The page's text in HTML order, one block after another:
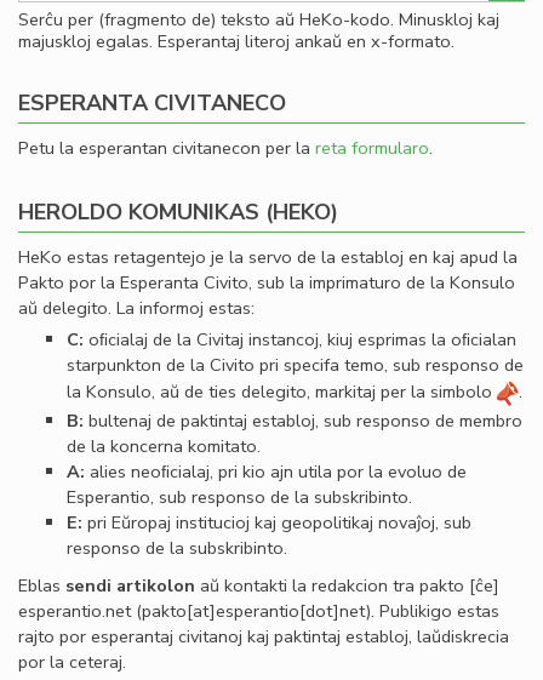
Serĉu per (fragmento de) teksto aŭ HeKo-kodo. Minuskloj kaj
majuskloj egalas. Esperantaj literoj ankaŭ en x-formato.
ESPERANTA CIVITANECO
Petu la esperantan civitanecon per la reta formularo.
HEROLDO KOMUNIKAS (HEKO)
HeKo estas retagentejo je la servo de la establoj en kaj apud la
Pakto por la Esperanta Civito, sub la imprimaturo de la Konsulo
aŭ delegito. La informoj estas:
C: oﬁcialaj de la Civitaj instancoj, kiuj esprimas la oﬁcialan
starpunkton de la Civito pri specifa temo, sub responso de
la Konsulo, aŭ de ties delegito, markitaj per la simbolo
.
B: bultenaj de paktintaj establoj, sub responso de membro
de la koncerna komitato.
A: alies neoﬁcialaj, pri kio ajn utila por la evoluo de
Esperantio, sub responso de la subskribinto.
E: pri Eŭropaj institucioj kaj geopolitikaj novaĵoj, sub
responso de la subskribinto.
Eblas sendi artikolon aŭ kontakti la redakcion tra pakto [ĉe]
esperantio.net(pakto[at]esperantio[dot]net). Publikigo estas
rajto por esperantaj civitanoj kaj paktintaj establoj, laŭdiskrecia
por la ceteraj.